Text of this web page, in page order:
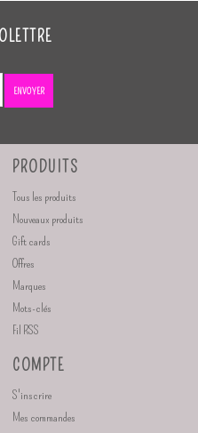
ENVOYER
PRODUITS
Tous les produits
Nouveaux produits
Gift cards
Offres
Marques
Mots-clés
Fil RSS
COMPTE
S'inscrire
Mes commandes